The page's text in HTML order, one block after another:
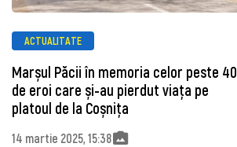
ACTUALITATE
Marșul Păcii în memoria celor peste 40
de eroi care și-au pierdut viața pe
platoul de la Coșnița
14 martie 2025, 15:38